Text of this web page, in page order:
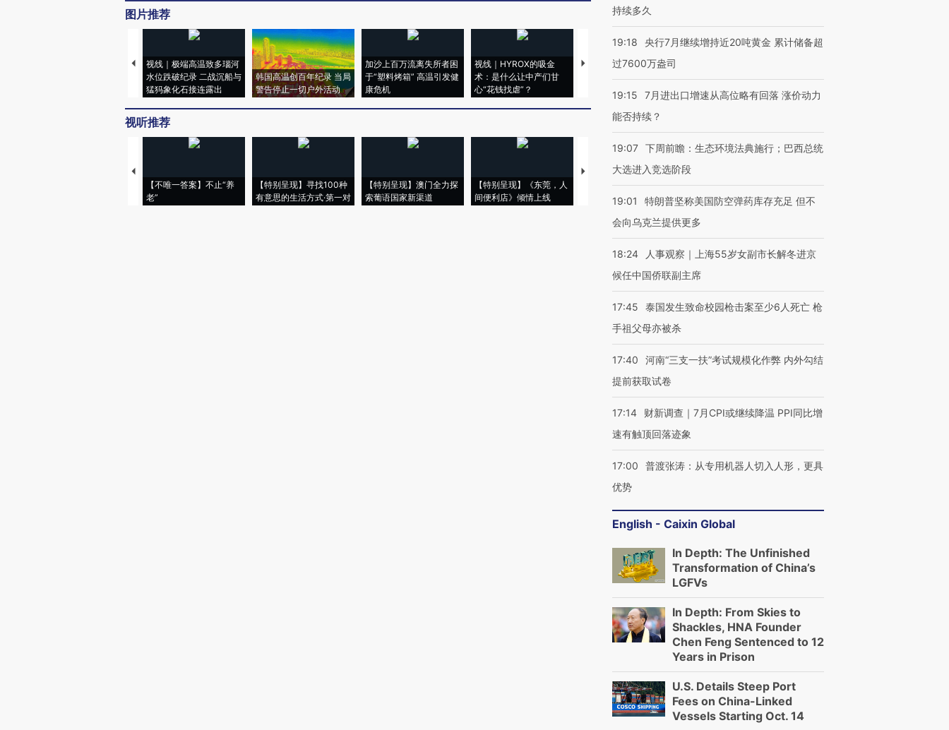
图片推荐
视线｜极端高温致多瑙河
水位跌破纪录 二战沉船与
猛犸象化石接连露出
韩国高温创百年纪录 当局
警告停止一切户外活动
加沙上百万流离失所者困
于“塑料烤箱” 高温引发健
康危机
视线｜HYROX的吸金
术：是什么让中产们甘
心“花钱找虐”？
马航飞行员跨国走私7万
粒摇头丸 尿检体内含3种
度Z世代 用街头抗争将教
育部长拱下台
机”？难民潮撕裂西班牙
飞地休达
视听推荐
【不唯一答案】不止“养
老”
【特别呈现】寻找100种
有意思的生活方式·第一对
【特别呈现】澳门全力探
索葡语国家新渠道
【特别呈现】《东莞，人
间便利店》倾情上线
【推广】走进第四届链博
会，让数智科技“链”接产
【特别呈现】寻找100种
有意思的生活方式·第三对
CFO：不靠规模取胜，华
住三大增长引擎是什么？
持续多久
19:18
央行7月继续增持近20吨黄金 累计储备超
过7600万盎司
19:15
7月进出口增速从高位略有回落 涨价动力
能否持续？
19:07 下周前瞻：生态环境法典施行；巴西总统
大选进入竞选阶段
19:01
特朗普坚称美国防空弹药库存充足 但不
会向乌克兰提供更多
18:24
人事观察｜上海55岁女副市长解冬进京
候任中国侨联副主席
17:45
泰国发生致命校园枪击案至少6人死亡 枪
手祖父母亦被杀
17:40
河南“三支一扶”考试规模化作弊 内外勾结
提前获取试卷
17:14
财新调查｜7月CPI或继续降温 PPI同比增
速有触顶回落迹象
17:00
普渡张涛：从专用机器人切入人形，更具
优势
English - Caixin Global
In Depth: The Unfinished
Transformation of China’s
LGFVs
In Depth: From Skies to
Shackles, HNA Founder
Chen Feng Sentenced to 12
Years in Prison
U.S. Details Steep Port
Fees on China-Linked
Vessels Starting Oct. 14